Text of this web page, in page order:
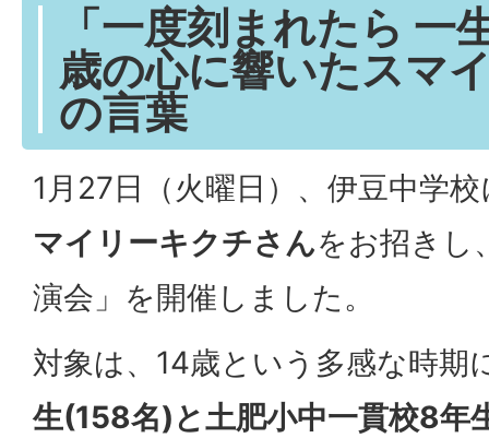
「一度刻まれたら 一
歳の心に響いたスマ
の言葉
1月27日（火曜日）、伊豆中学
マイリーキクチさんをお招きし
演会」を開催しました。
対象は、14歳という多感な時期
生(158名)と土肥小中一貫校8年